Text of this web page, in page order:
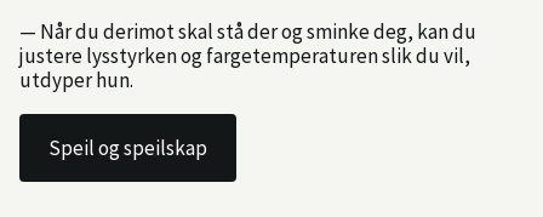
— Når du derimot skal stå der og sminke deg, kan du
justere lysstyrken og fargetemperaturen slik du vil,
utdyper hun.
Speil og speilskap